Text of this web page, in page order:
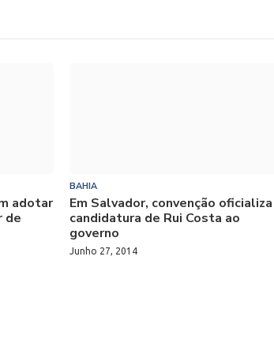
adotar
de
BAHIA
Em Salvador, convenção oficializa
candidatura de Rui Costa ao
governo
Junho 27, 2014